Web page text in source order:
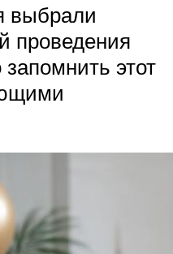
выбрали
проведения
запомнить этот